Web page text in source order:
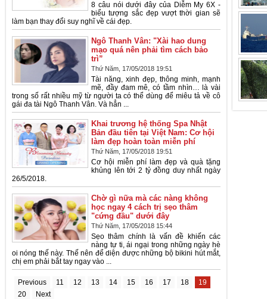
8 câu nói dưới đây của Diễm My 6X -
biểu tượng sắc đẹp vượt thời gian sẽ
làm bạn thay đổi suy nghĩ về cái đẹp.
Ngô Thanh Vân: "Xài hao dung
mạo quá nên phải tìm cách bảo
trì”
Thứ Năm, 17/05/2018 19:51
Tài năng, xinh đẹp, thông minh, mạnh
mẽ, đầy đam mê, có tầm nhìn… là vài
trong số rất nhiều mỹ từ người ta có thể dùng để miêu tả về cô
gái đa tài Ngô Thanh Vân. Và hẳn ...
Khai trương hệ thống Spa Nhật
Bản đầu tiên tại Việt Nam: Cơ hội
làm đẹp hoàn toàn miễn phí
Thứ Năm, 17/05/2018 19:51
Cơ hội miễn phí làm đẹp và quà tặng
khủng lên tới 2 tỷ đồng duy nhất ngày
26/5/2018.
Chờ gì nữa mà các nàng không
học ngay 4 cách trị sẹo thâm
"cứng đầu" dưới đây
Thứ Năm, 17/05/2018 15:44
Sẹo thâm chính là vấn đề khiến các
nàng tự ti, ái ngại trong những ngày hè
oi nóng thế này. Thế nên để diện được những bộ bikini hút mắt,
chị em phải bắt tay ngay vào ...
Previous 11 12 13 14 15 16 17 18
19
20
Next